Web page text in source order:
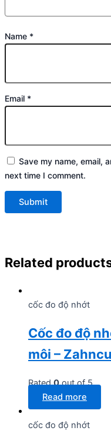
Name *
Email *
Save my name, email,
next time I comment.
Related
cốc đo độ nhớt
Cốc đo độ
môi –
Rated0out of 5
Read more
cốc đo độ nhớt